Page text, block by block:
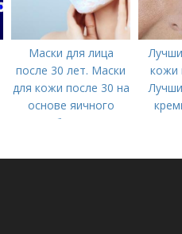
Маски для лица
после 30 лет. Маски
для кожи после 30 на
основе яичного
белка
кожи